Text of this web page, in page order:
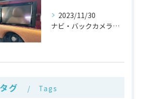
2023/11/30
ナビ・バックカメラ取り付け/ビュート/愛知県/豊橋市
タグ Tags